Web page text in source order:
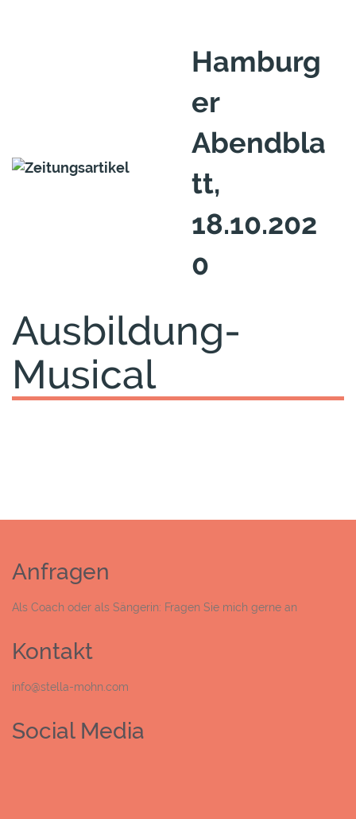
Hamburg
er
Abendbla
tt,
18.10.202
0
Ausbildung-
Musical
Anfragen
Als Coach oder als Sängerin: Fragen Sie mich gerne an
Kontakt
info@stella-mohn.com
Social Media